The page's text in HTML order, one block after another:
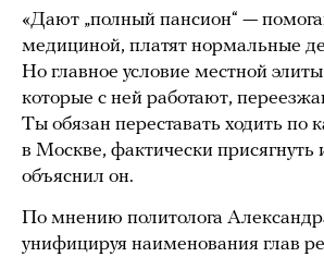
«Дают „полный пансион“ —
медициной, платят нормальные
Но главное условие местной
которые с ней работают,
Ты обязан переставать ходить по
в Москве, фактически присягнуть
объяснил он.
По мнению политолога
унифицируя наименования глав